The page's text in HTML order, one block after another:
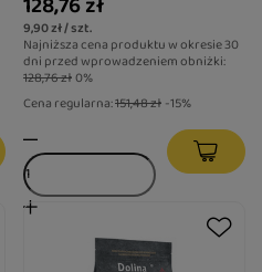
lawendy Standard 10 l
9,90 zł / szt.
Najniższa cena produktu w okresie 30
dni przed wprowadzeniem obniżki:
128,76 zł0%
Cena regularna:151,48 zł -15%